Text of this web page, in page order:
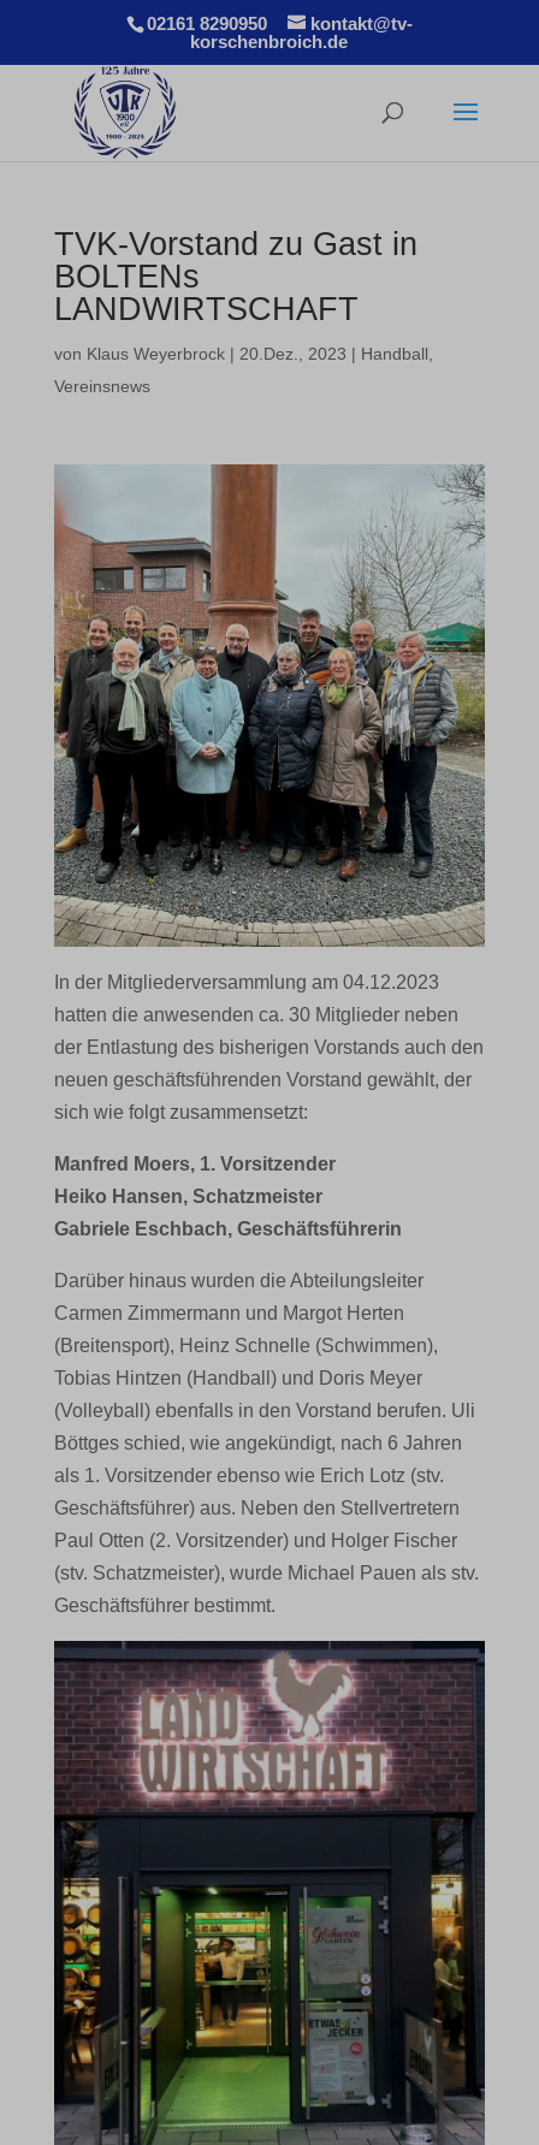
02161 8290950
kontakt@tv-
korschenbroich.de
TVK-Vorstand zu Gast in
BOLTENs
LANDWIRTSCHAFT
von Klaus Weyerbrock| 20.Dez., 2023 | Handball
Vereinsnews
In der Mitgliederversammlung am 04.12.2023
hatten die anwesenden ca. 30 Mitglieder neben
der Entlastung des bisherigen Vorstands auch den
neuen geschäftsführenden Vorstand gewählt, der
sich wie folgt zusammensetzt:
Manfred Moers, 1. Vorsitzender
Heiko Hansen, Schatzmeister
Gabriele Eschbach, Geschäftsführerin
Darüber hinaus wurden die Abteilungsleiter
Carmen Zimmermann und Margot Herten
(Breitensport), Heinz Schnelle (Schwimmen),
Tobias Hintzen (Handball) und Doris Meyer
(Volleyball) ebenfalls in den Vorstand berufen. Uli
Böttges schied, wie angekündigt, nach 6 Jahren
als 1. Vorsitzender ebenso wie Erich Lotz (stv.
Geschäftsführer) aus. Neben den Stellvertretern
Paul Otten (2. Vorsitzender) und Holger Fischer
(stv. Schatzmeister), wurde Michael Pauen als stv.
Geschäftsführer bestimmt.